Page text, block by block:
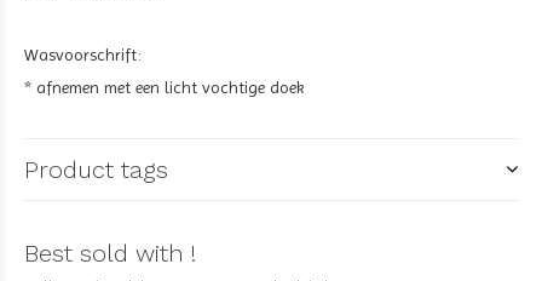
Wasvoorschrift:
* afnemen met een licht vochtige doek
Product tags
Best sold with !